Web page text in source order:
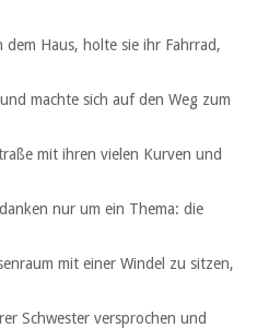
Haus, holte sie ihr Fahrrad,
machte sich auf den Weg zum
mit ihren vielen Kurven und
nur um ein Thema: die
mit einer Windel zu sitzen,
Schwester versprochen und